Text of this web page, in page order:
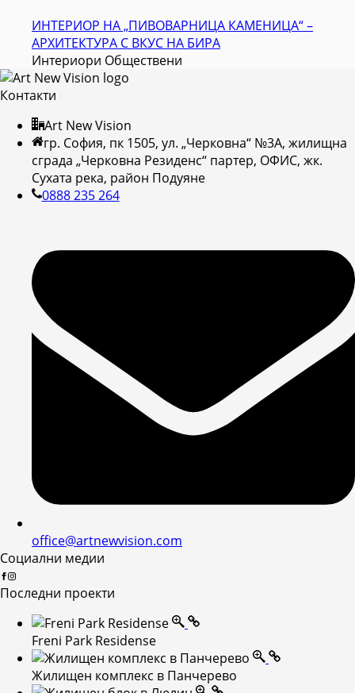
ИНТЕРИОР НА „ПИВОВАРНИЦА КАМЕНИЦА“ –
АРХИТЕКТУРА С ВКУС НА БИРА
Интериори Обществени
Контакти
Art New Vision
гр. София, пк 1505, ул. „Черковна“ №3А, жилищна
сграда „Черковна Резиденс“ партер, ОФИС, жк.
Сухата река, район Подуяне
0888 235 264
office@artnewvision.com
Социални медии
Последни проекти
Freni Park Residense
Жилищен комплекс в Панчерево